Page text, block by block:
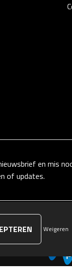
en mis
of updates.
Weigeren